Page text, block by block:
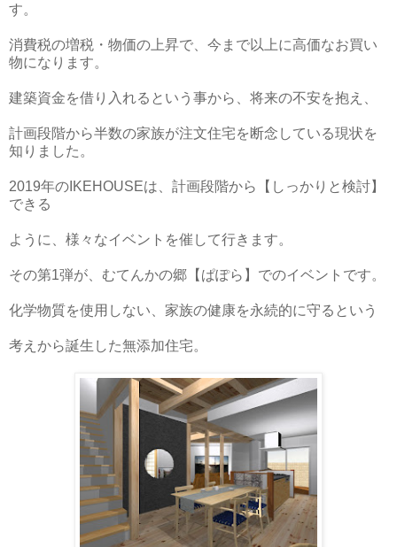
す。
消費税の増税・物価の上昇で、今まで以上に高価なお買い
物になります。
建築資金を借り入れるという事から、将来の不安を抱え、
計画段階から半数の家族が注文住宅を断念している現状を
知りました。
2019年のIKEHOUSEは、計画段階から【しっかりと検討】
できる
ように、様々なイベントを催して行きます。
その第1弾が、むてんかの郷【ぱぽら】でのイベントです。
化学物質を使用しない、家族の健康を永続的に守るという
考えから誕生した無添加住宅。